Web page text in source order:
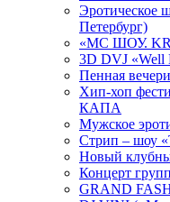
Эротическое
Петербург)
«МС ШОУ.
3D DVJ «Well
Пенная
Хип-хоп
КАПА
Мужское
Стрип – шоу
Новый
Концерт
GRAND